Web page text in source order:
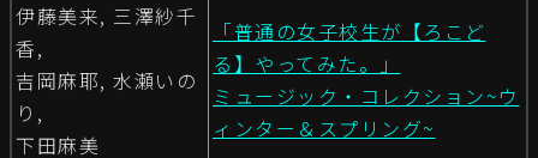
伊藤美来, 三澤紗千
香,
吉岡麻耶, 水瀬いの
り,
下田麻美
「普通の女子校生が【ろこど
る】やってみた。」
ミュージック・コレクション~ウ
ィンター＆スプリング~